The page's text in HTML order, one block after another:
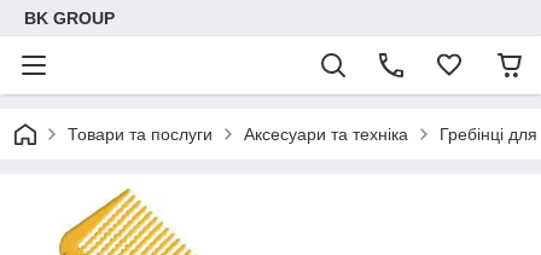
BK GROUP
Товари та послуги Аксесуари та техніка Гребінці